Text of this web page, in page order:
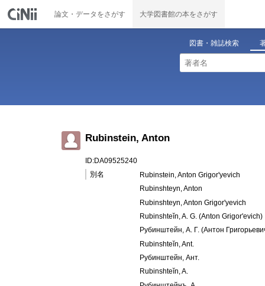
論文・データをさがす 大学図書館の本をさがす
図書・雑誌検索
Rubinstein, Anton
ID:DA09525240
別名
Rubinstein, Anton Grigor'yevich
Rubinshteyn, Anton
Rubinshteyn, Anton Grigor'yevich
Rubinshteĭn, A. G. (Anton Grigorʹevich)
Рубинштейн, А. Г. (Антон
Rubinshteĭn, Ant.
Рубинштейн, Ант.
Rubinshteĭn, A.